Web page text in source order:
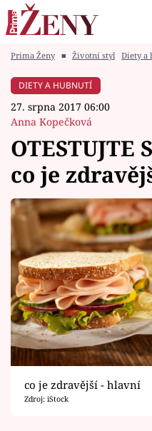
Módní alarm
Zrádci
Témata
Celebrity
Vztahy
Seriály
Horoskopy
Sledujte prima+
Filmový festival
Prima Ženy ■ Životní styl Diety a
DIETY A HUBNUTÍ
27. srpna 2017 06:00
Anna Kopečková
OTESTUJTE
co je
co je zdravější - hlavní
Zdroj: iStock